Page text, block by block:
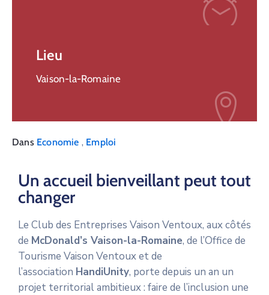
Lieu
Vaison-la-Romaine
Dans Economie , Emploi
Un accueil bienveillant peut tout
changer
Le Club des Entreprises Vaison Ventoux, aux côtés
de McDonald’s Vaison-la-Romaine, de l’Office de
Tourisme Vaison Ventoux et de
l’association HandiUnity, porte depuis un an un
projet territorial ambitieux : faire de l’inclusion une